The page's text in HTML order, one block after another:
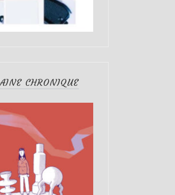
CHRONIQUE